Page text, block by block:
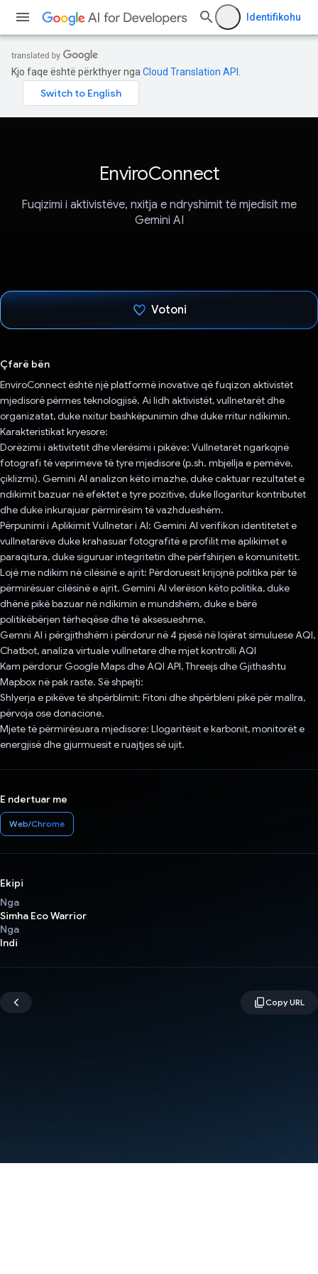
Identifikohu
Kjo faqe është përkthyer nga Cloud Translation API
EnviroConnect
Fuqizimi i aktivistëve, nxitja e ndryshimit të mjedisit me
Gemini AI
Votoni
Çfarë bën
EnviroConnect është një platformë inovative që fuqizon aktivistët
mjedisorë përmes teknologjisë. Ai lidh aktivistët, vullnetarët dhe
organizatat, duke nxitur bashkëpunimin dhe duke rritur ndikimin.
Karakteristikat kryesore:
Dorëzimi i aktivitetit dhe vlerësimi i pikëve: Vullnetarët ngarkojnë
fotografi të veprimeve të tyre mjedisore (p.sh. mbjellja e pemëve,
çiklizmi). Gemini AI analizon këto imazhe, duke caktuar rezultatet e
ndikimit bazuar në efektet e tyre pozitive, duke llogaritur kontributet
dhe duke inkurajuar përmirësim të vazhdueshëm.
Përpunimi i Aplikimit Vullnetar i AI: Gemini AI verifikon identitetet e
vullnetarëve duke krahasuar fotografitë e profilit me aplikimet e
paraqitura, duke siguruar integritetin dhe përfshirjen e komunitetit.
Lojë me ndikim në cilësinë e ajrit: Përdoruesit krijojnë politika për të
përmirësuar cilësinë e ajrit. Gemini AI vlerëson këto politika, duke
dhënë pikë bazuar në ndikimin e mundshëm, duke e bërë
politikëbërjen tërheqëse dhe të aksesueshme.
Gemni AI i përgjithshëm i përdorur në 4 pjesë në lojërat simuluese AQI,
Chatbot, analiza virtuale vullnetare dhe mjet kontrolli AQI
Kam përdorur Google Maps dhe AQI API, Threejs dhe Gjithashtu
Mapbox në pak raste. Së shpejti:
Shlyerja e pikëve të shpërblimit: Fitoni dhe shpërbleni pikë për mallra,
përvoja ose donacione.
Mjete të përmirësuara mjedisore: Llogaritësit e karbonit, monitorët e
energjisë dhe gjurmuesit e ruajtjes së ujit.
E ndertuar me
Web/Chrome
Ekipi
Nga
Simha Eco Warrior
Nga
Indi